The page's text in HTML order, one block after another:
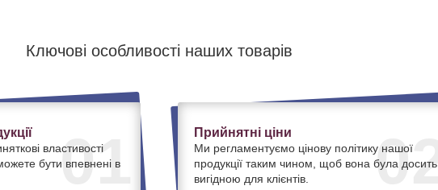
Ключові особливості наших товарів
01
властивості
бути впевнені в
02
Прийнятні ціни
Ми регламентуємо цінову політику нашої
продукції таким чином, щоб вона була досить
вигідною для клієнтів.